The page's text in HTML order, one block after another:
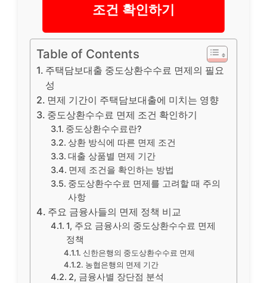
조건 확인하기
Table of Contents
주택담보대출 중도상환수수료 면제의 필요
성
면제 기간이 주택담보대출에 미치는 영향
중도상환수수료 면제 조건 확인하기
중도상환수수료란?
상환 방식에 따른 면제 조건
대출 상품별 면제 기간
면제 조건을 확인하는 방법
중도상환수수료 면제를 고려할 때 주의
사항
주요 금융사들의 면제 정책 비교
1, 주요 금융사의 중도상환수수료 면제
정책
신한은행의 중도상환수수료 면제
농협은행의 면제 기간
2, 금융사별 장단점 분석